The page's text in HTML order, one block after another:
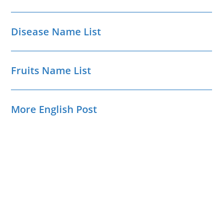
Disease Name List
Fruits Name List
More English Post